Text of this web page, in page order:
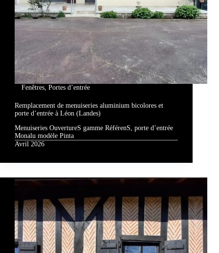
Fenêtres Portes d’entrée
Remplacement de menuiseries aluminium bicolores et
porte d’entrée à Léon (Landes)
Menuiseries OuvertureS gamme RéférenS, porte d’entrée
Monalu modèle Pinta
Avril 2026